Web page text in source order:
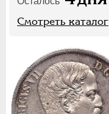
Смотреть каталог